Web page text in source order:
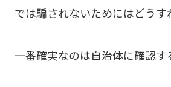
では騙されないためにはどうす
一番確実なのは自治体に確認す